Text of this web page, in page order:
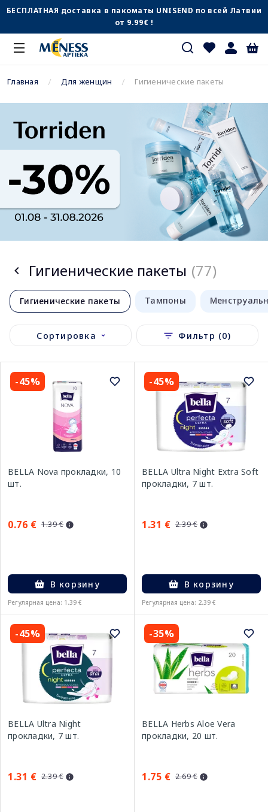
БЕСПЛАТНАЯ доставка в пакоматы UNISEND по всей Латвии
от 9.99€ !
Главная Для женщин Гигиенические пакеты
Гигиенические пакеты (77)
Гигиенические пакеты Тампоны
Сортировка Фильтр (0)
-45%
BELLA Nova прокладки, 10
шт.
0.76 € 1.39 €
В корзину
Регулярная цена: 1.39 €
-45%
BELLA Ultra Night Extra Soft
прокладки, 7 шт.
1.31 € 2.39 €
В корзину
Регулярная цена: 2.39 €
-45%
BELLA Ultra Night
прокладки, 7 шт.
1.31 € 2.39 €
-35%
BELLA Herbs Aloe Vera
прокладки, 20 шт.
1.75 € 2.69 €